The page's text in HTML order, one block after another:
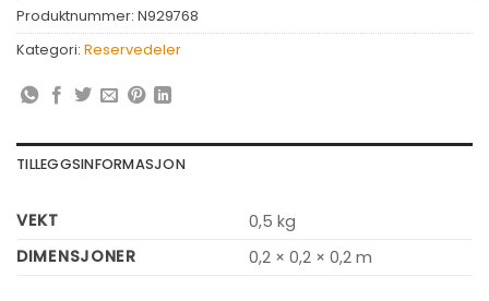
Produktnummer: N929768
Kategori: Reservedeler
TILLEGGSINFORMASJON
VEKT
0,5 kg
DIMENSJONER
0,2 × 0,2 × 0,2 m